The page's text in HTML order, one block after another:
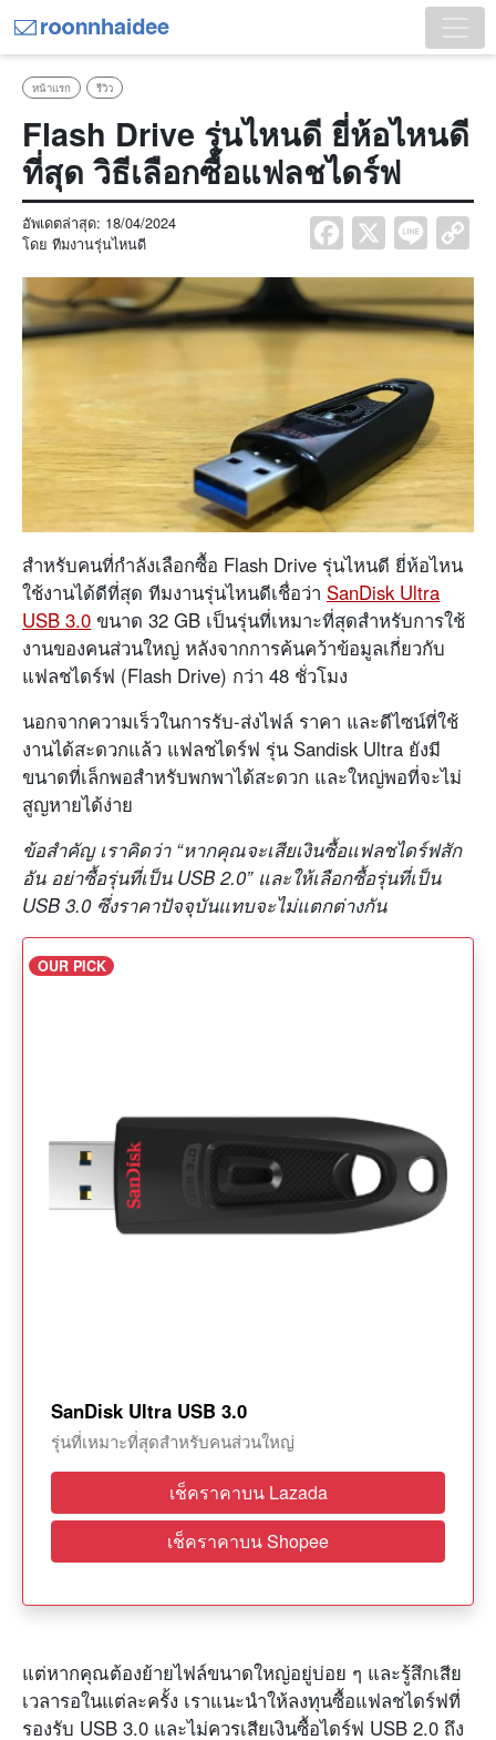
หน้าแรก รีวิว
Flash Drive รุ่นไหนดี ยี่ห้อไหนดี
ที่สุด วิธีเลือกซื้อแฟลชไดร์ฟ
อัพเดตล่าสุด: 18/04/2024
โดย ทีมงานรุ่นไหนดี Facebook Line
สำหรับคนที่กำลังเลือกซื้อ Flash Drive รุ่นไหนดี ยี่ห้อไหน
ใช้งานได้ดีที่สุด ทีมงานรุ่นไหนดีเชื่อว่า SanDisk Ultra
USB 3.0 ขนาด 32 GB เป็นรุ่นที่เหมาะที่สุดสำหรับการใช้
งานของคนส่วนใหญ่ หลังจากการค้นคว้าข้อมูลเกี่ยวกับ
แฟลชไดร์ฟ (Flash Drive) กว่า 48 ชั่วโมง
นอกจากความเร็วในการรับ-ส่งไฟล์ ราคา และดีไซน์ที่ใช้
งานได้สะดวกแล้ว แฟลชไดร์ฟ รุ่น Sandisk Ultra ยังมี
ขนาดที่เล็กพอสำหรับพกพาได้สะดวก และใหญ่พอที่จะไม่
สูญหายได้ง่าย
ข้อสำคัญ เราคิดว่า “หากคุณจะเสียเงินซื้อแฟลชไดร์ฟสัก
อัน อย่าซื้อรุ่นที่เป็น USB 2.0” และให้เลือกซื้อรุ่นที่เป็น
USB 3.0 ซึ่งราคาปัจจุบันแทบจะไม่แตกต่างกัน
OUR PICK
SanDisk Ultra USB 3.0
รุ่นที่เหมาะที่สุดสำหรับคนส่วนใหญ่
เช็คราคาบน Lazada
เช็คราคาบน Shopee
แต่หากคุณต้องย้ายไฟล์ขนาดใหญ่อยู่บ่อย ๆ และรู้สึกเสีย
เวลารอในแต่ละครั้ง เราแนะนำให้ลงทุนซื้อแฟลชไดร์ฟที่
รองรับ USB 3.0 และไม่ควรเสียเงินซื้อไดร์ฟ USB 2.0 ถึง